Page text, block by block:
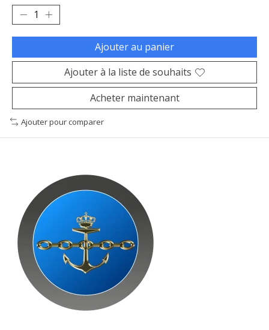
Ajouter au panier
Ajouter à la liste de souhaits
Acheter maintenant
Ajouter pour comparer